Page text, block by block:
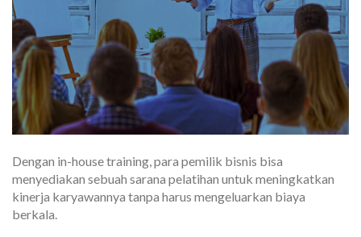
Dengan in-house training, para pemilik bisnis bisa
menyediakan sebuah sarana pelatihan untuk meningkatkan
kinerja karyawannya tanpa harus mengeluarkan biaya
berkala.